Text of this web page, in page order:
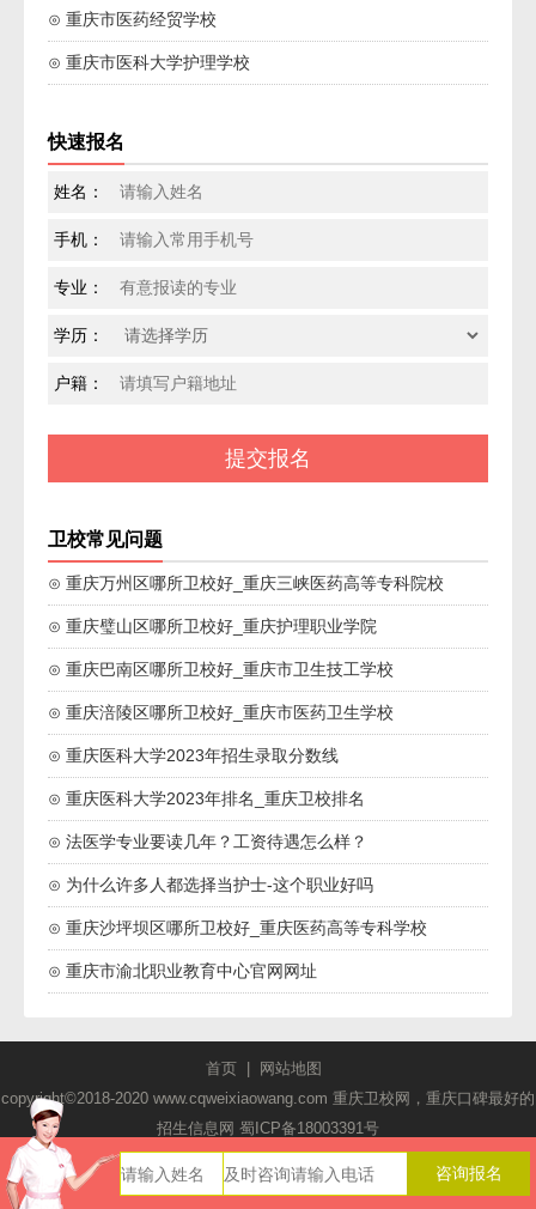
⊙ 重庆市医药经贸学校
⊙ 重庆市医科大学护理学校
快速报名
姓名：
手机：
专业：
学历：
户籍：
卫校常见问题
⊙ 重庆万州区哪所卫校好_重庆三峡医药高等专科院校
⊙ 重庆璧山区哪所卫校好_重庆护理职业学院
⊙ 重庆巴南区哪所卫校好_重庆市卫生技工学校
⊙ 重庆涪陵区哪所卫校好_重庆市医药卫生学校
⊙ 重庆医科大学2023年招生录取分数线
⊙ 重庆医科大学2023年排名_重庆卫校排名
⊙ 法医学专业要读几年？工资待遇怎么样？
⊙ 为什么许多人都选择当护士-这个职业好吗
⊙ 重庆沙坪坝区哪所卫校好_重庆医药高等专科学校
⊙ 重庆市渝北职业教育中心官网网址
首页|
网站地图
copyright©2018-2020 www.cqweixiaowang.com 重庆卫校网，重庆口碑最好的
招生信息网 蜀ICP备18003391号